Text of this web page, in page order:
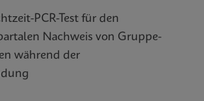
PCR-Test für den
Nachweis von Gruppe-
während der